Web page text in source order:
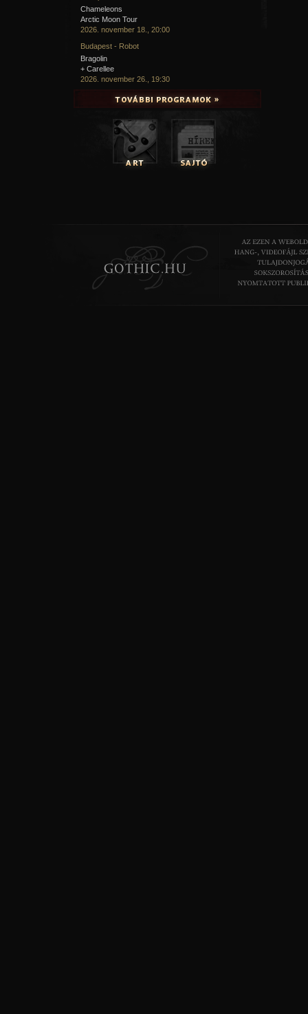
Chameleons
Arctic Moon Tour
2026. november 18., 20:00
Budapest - Robot
Bragolin
+ Carellee
2026. november 26., 19:30